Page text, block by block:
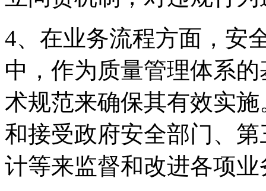
4、在业务流程方面
中，作为质量管理体系
术规范来确保其有效实
和接受政府安全部门
计等来监督和改进各项